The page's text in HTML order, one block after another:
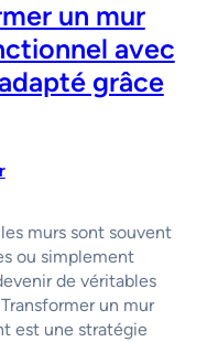
un mur
avec
grâce
murs sont souvent
ou simplement
de véritables
un mur
est une stratégie